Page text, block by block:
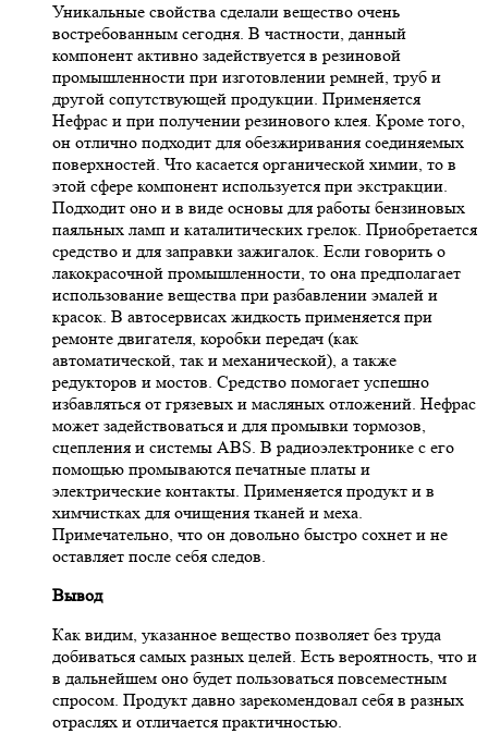
Уникальные свойства сделали вещество очень
востребованным сегодня. В частности, данный
компонент активно задействуется в резиновой
промышленности при изготовлении ремней, труб и
другой сопутствующей продукции. Применяется
Нефрас и при получении резинового клея. Кроме того,
он отлично подходит для обезжиривания соединяемых
поверхностей. Что касается органической химии, то в
этой сфере компонент используется при экстракции.
Подходит оно и в виде основы для работы бензиновых
паяльных ламп и каталитических грелок. Приобретается
средство и для заправки зажигалок. Если говорить о
лакокрасочной промышленности, то она предполагает
использование вещества при разбавлении эмалей и
красок. В автосервисах жидкость применяется при
ремонте двигателя, коробки передач (как
автоматической, так и механической), а также
редукторов и мостов. Средство помогает успешно
избавляться от грязевых и масляных отложений. Нефрас
может задействоваться и для промывки тормозов,
сцепления и системы ABS. В радиоэлектронике с его
помощью промываются печатные платы и
электрические контакты. Применяется продукт и в
химчистках для очищения тканей и меха.
Примечательно, что он довольно быстро сохнет и не
оставляет после себя следов.
Вывод
Как видим, указанное вещество позволяет без труда
добиваться самых разных целей. Есть вероятность, что и
в дальнейшем оно будет пользоваться повсеместным
спросом. Продукт давно зарекомендовал себя в разных
отраслях и отличается практичностью.